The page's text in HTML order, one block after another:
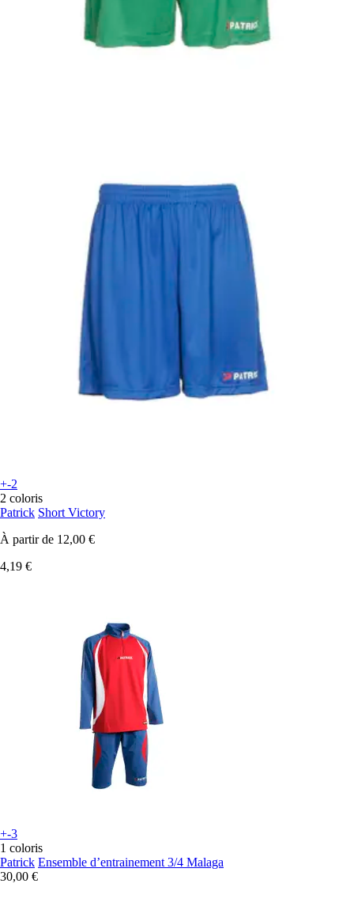
+-2
2 coloris
Patrick Short Victory
À partir de 12,00 €
4,19 €
+-3
1 coloris
Patrick Ensemble d’entrainement 3/4 Malaga
30,00 €